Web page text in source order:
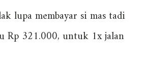
lupa membayar si mas tadi
Rp 321.000, untuk 1x jalan